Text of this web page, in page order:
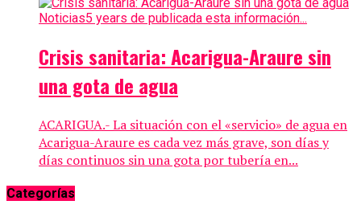
Noticias5 years de publicada esta información...
Crisis sanitaria: Acarigua-Araure sin
una gota de agua
ACARIGUA.- La situación con el «servicio» de agua en
Acarigua-Araure es cada vez más grave, son días y
días continuos sin una gota por tubería en...
Categorías